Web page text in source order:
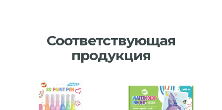
Соответствующая
продукция